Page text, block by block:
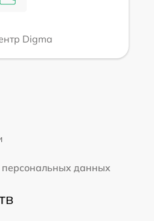
Digma
персональных данных